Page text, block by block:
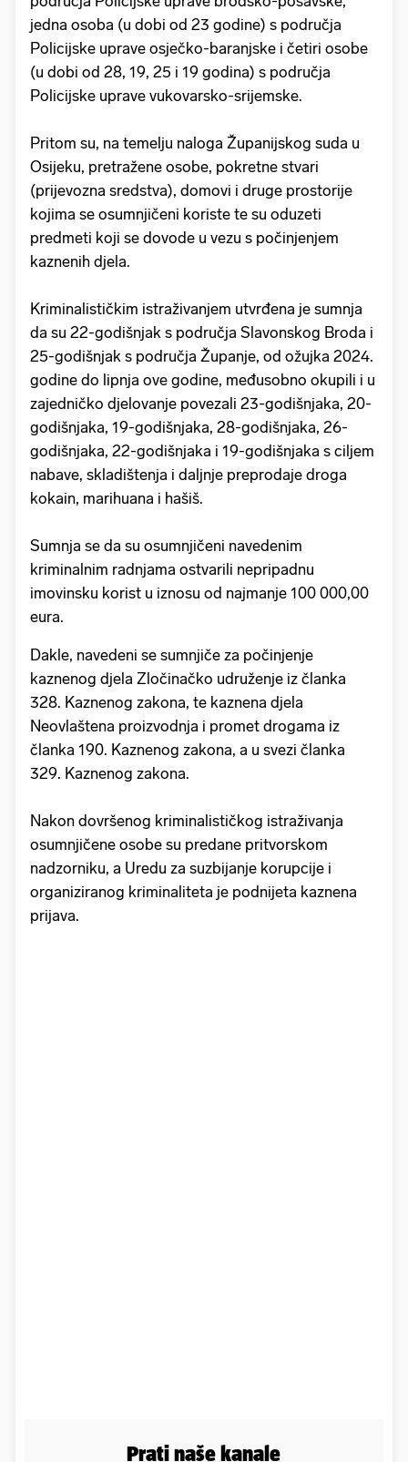
jedna osoba (u dobi od 23 godine) s područja
Policijske uprave osječko-baranjske i četiri osobe
(u dobi od 28, 19, 25 i 19 godina) s područja
Policijske uprave vukovarsko-srijemske.
Pritom su, na temelju naloga Županijskog suda u
Osijeku, pretražene osobe, pokretne stvari
(prijevozna sredstva), domovi i druge prostorije
kojima se osumnjičeni koriste te su oduzeti
predmeti koji se dovode u vezu s počinjenjem
kaznenih djela.
Kriminalističkim istraživanjem utvrđena je sumnja
da su 22-godišnjak s područja Slavonskog Broda i
25-godišnjak s područja Županje, od ožujka 2024.
godine do lipnja ove godine, međusobno okupili i u
zajedničko djelovanje povezali 23-godišnjaka, 20-
godišnjaka, 19-godišnjaka, 28-godišnjaka, 26-
godišnjaka, 22-godišnjaka i 19-godišnjaka s ciljem
nabave, skladištenja i daljnje preprodaje droga
kokain, marihuana i hašiš.
Sumnja se da su osumnjičeni navedenim
kriminalnim radnjama ostvarili nepripadnu
imovinsku korist u iznosu od najmanje 100 000,00
eura.
Dakle, navedeni se sumnjiče za počinjenje
kaznenog djela Zločinačko udruženje iz članka
328. Kaznenog zakona, te kaznena djela
Neovlaštena proizvodnja i promet drogama iz
članka 190. Kaznenog zakona, a u svezi članka
329. Kaznenog zakona.
Nakon dovršenog kriminalističkog istraživanja
osumnjičene osobe su predane pritvorskom
nadzorniku, a Uredu za suzbijanje korupcije i
organiziranog kriminaliteta je podnijeta kaznena
prijava.
Prati naše kanale